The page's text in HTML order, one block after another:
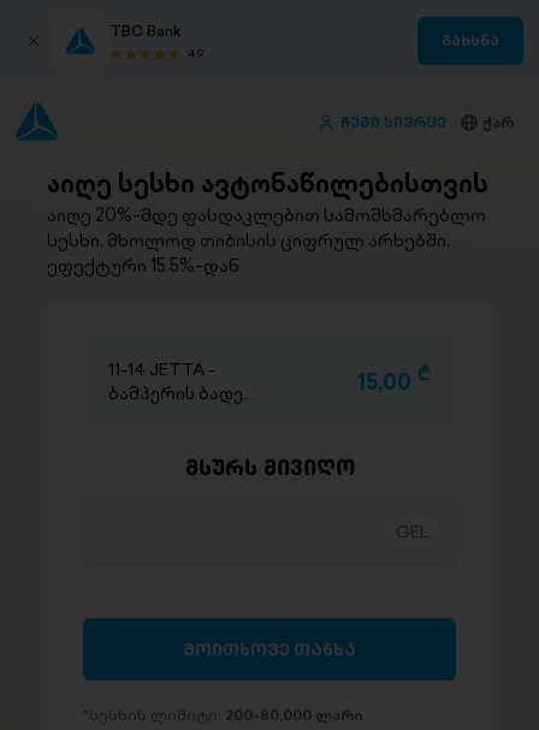
TBC Bank
4.9
გახსნა
ჩემი სივრცე ქარ
აიღე სესხი ავტონაწილებისთვის
აიღე 20%-მდე ფასდაკლებით სამომხმარებლო
სესხი, მხოლოდ თიბისის ციფრულ არხებში,
ეფექტური 15.5%-დან
11-14 JETTA -
ბამპერის ბადე
15,00 D
მსურს მივიღო
მოითხოვე თანხა
სესხის ლიმიტი: 200-80,000 ლარი